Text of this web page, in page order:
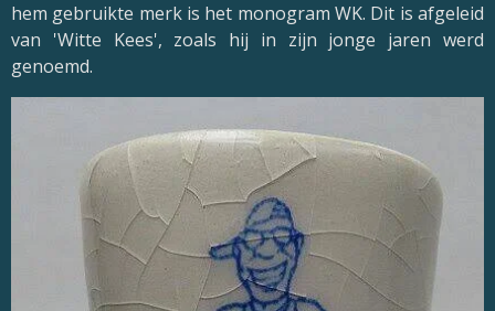
hem gebruikte merk is het monogram WK. Dit is afgeleid
van 'Witte Kees', zoals hij in zijn jonge jaren werd
genoemd.